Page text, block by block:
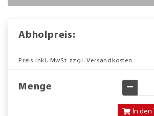
Abholpreis:
Preis inkl. MwSt zzgl. Versandkosten
Menge
In den